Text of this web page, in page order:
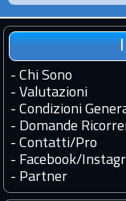
- Chi Sono
- Valutazioni
- Condizioni
- Domande
- Contatti/Pro
- Facebook/
- Partner